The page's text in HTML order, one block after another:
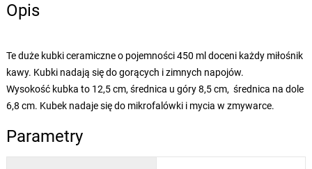
Opis
Te duże kubki ceramiczne o pojemności 450 ml doceni każdy miłośnik
kawy. Kubki nadają się do gorących i zimnych napojów.
Wysokość kubka to 12,5 cm, średnica u góry 8,5 cm, średnica na dole
6,8 cm. Kubek nadaje się do mikrofalówki i mycia w zmywarce.
Parametry